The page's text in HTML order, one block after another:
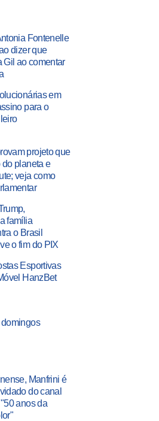
Fontenelle
dizer que
Gil ao comentar
em
para o
projeto que
do planeta e
veja como
família
o Brasil
o fim do PIX
Esportivas
HanzBet
Manfrini é
do canal
anos da